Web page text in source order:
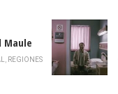
Maule
de la
, REGIONES